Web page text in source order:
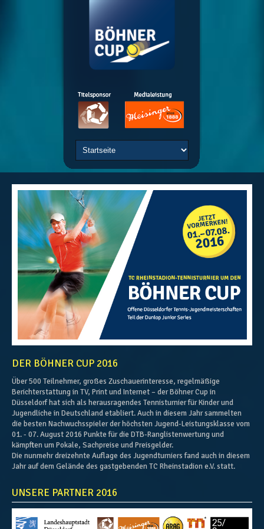
DER BÖHNER CUP 2016
Über 500 Teilnehmer, großes Zuschauerinteresse, regelmäßige
Berichterstattung in TV, Print und Internet – der Böhner Cup in
Düsseldorf hat sich als herausragendes Tennisturnier für Kinder und
Jugendliche in Deutschland etabliert. Auch in diesem Jahr sammelten
die besten Nachwuchsspieler der höchsten Jugend-Leistungsklasse vom
01. - 07. August 2016 Punkte für die DTB-Ranglistenwertung und
kämpften um Pokale, Sachpreise und Preisgelder.
Die nunmehr dreizehnte Auflage des Jugendturniers fand auch in diesem
Jahr auf dem Gelände des gastgebenden TC Rheinstadion e.V. statt.
UNSERE PARTNER 2016